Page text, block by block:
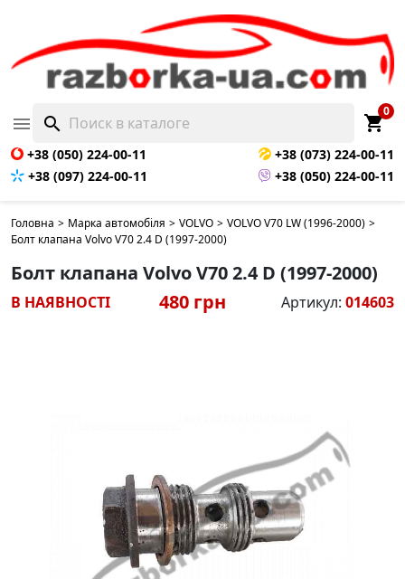
 search shopping_cart
0
+38 (050) 224-00-11
+38 (073) 224-00-11
+38 (097) 224-00-11
+38 (050) 224-00-11
Головна > Марка автомобіля > VOLVO > VOLVO V70 LW (1996-2000) >
Болт клапана Volvo V70 2.4 D (1997-2000)
Болт клапана Volvo V70 2.4 D (1997-2000)
В НАЯВНОСТІ 480 грн Артикул: 014603